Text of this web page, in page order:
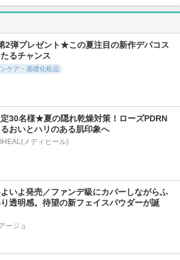
タイプ リフレシン
グシトラスの香り
アテニア
ESIENCE
12953件
5.6
2110件
5.5
1326件
2弾プレゼント★この夏注目の新作デパコス
るチャンス
ケア・基礎化粧品
30名様★夏の隠れ乾燥対策！ローズPDRN
おいとハリのある肌印象へ
メディヒール)
いよ発売／ファンデ級にカバーしながらふ
透明感。待望の新フェイスパウダーが誕
ージュ